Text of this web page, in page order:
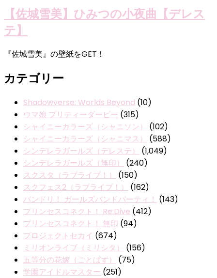
【佐城雪美】ひみつの小夜曲【デレス
テ】
『佐城雪美』の壁紙をGET！
カテゴリー
Shadowverse: Worlds Beyond (10)
ウマ娘 プリティーダービー (315)
シャイニーカラーズ（シャニソン）
(102)
シャイニーカラーズ（シャニマス）
(588)
シンデレラガールズ（デレステ）
(1,049)
シンデレラガールズ（無印）
(240)
スクスタ（ラブライブ！）
(150)
スクフェス2（ラブライブ！）
(162)
バンドリ！ ガールズバンドパーティ！ (143)
プリンセスコネクト！ Re:Dive (412)
プリンセスコネクト！ 無印 (94)
プロジェクトセカイ (674)
ミリオンライブ（ミリシタ）
(156)
五等分の花嫁（ごとぱず）
(75)
学園アイドルマスター (251)